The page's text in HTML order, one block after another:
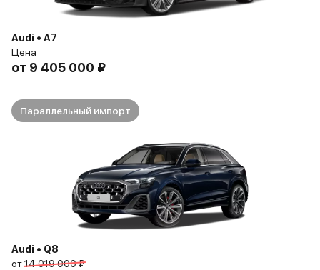
Audi • A7
Цена
от 9 405 000 ₽
Параллельный импорт
Audi • Q8
от14 019 000 ₽